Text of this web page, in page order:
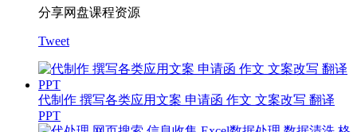
分享网盘课程资源
Tweet
代制作 撰写各类应用文案 申请函 作文 文案改写 翻译
PPT